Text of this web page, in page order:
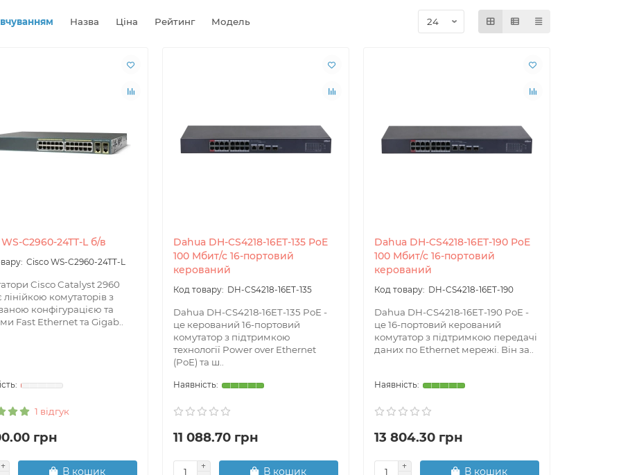
Ajax Bi Trek Aqara
Назва Ціна Рейтинг Модель
C2960-24TT-L б/в
Cisco WS-C2960-24TT-L
Cisco Catalyst 2960
лінійкою комутаторів з
конфігурацією та
Fast Ethernet та Gigab..
1 відгук
грн
В кошик
Dahua DH-CS4218-16ET-135 PoE
100 Мбит/с 16-портовий
керований
DH-CS4218-16ET-135
Dahua DH-CS4218-16ET-135 PoE -
це керований 16-портовий
комутатор з підтримкою
технології Power over Ethernet
(PoE) та ш..
11 088.70 грн
В кошик
Dahua DH-CS4218-16ET-190 PoE
100 Мбит/с 16-портовий
керований
DH-CS4218-16ET-190
Dahua DH-CS4218-16ET-190 PoE -
це 16-портовий керований
комутатор з підтримкою передачі
даних по Ethernet мережі. Він за..
13 804.30 грн
В кошик